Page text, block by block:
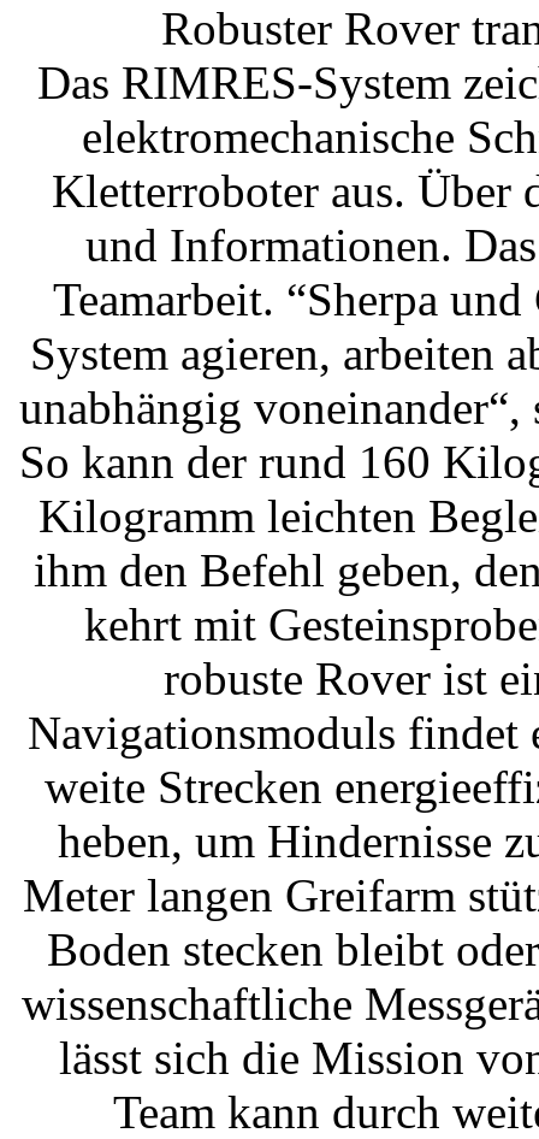
Robuster Rover
Das RIMRES-System
elektromechanische
Kletterroboter aus. Über
und Informationen.
Teamarbeit. “Sherpa
System agieren, arbeiten
unabhängig
So kann der rund 160
Kilogramm leichten
ihm den Befehl geben,
kehrt mit
robuste Rover ist
Navigationsmoduls findet
weite Strecken
heben, um Hindernisse
Meter langen Greifarm
Boden stecken bleibt
wissenschaftliche
lässt sich die Mission
Team kann durch